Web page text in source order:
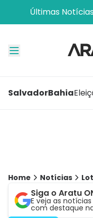
Últimas Notícias
SalvadorBahia
Home Notícias
Siga o Aratu
E veja as
com destaque